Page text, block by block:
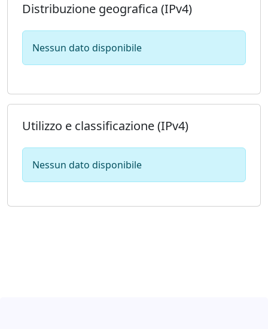
Distribuzione geografica (IPv4)
Nessun dato disponibile
Utilizzo e classificazione (IPv4)
Nessun dato disponibile